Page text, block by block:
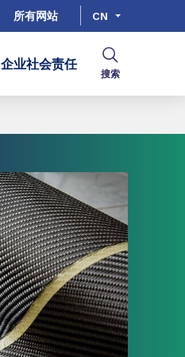
所有网站 CN
企业社会责任
搜索